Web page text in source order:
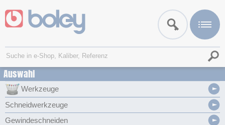
Auswahl
Werkzeuge
Schneidwerkzeuge
Gewindeschneiden